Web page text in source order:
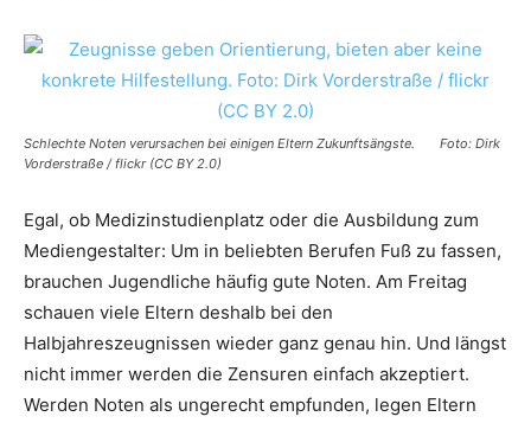
Schlechte Noten verursachen bei einigen Eltern Zukunftsängste. Foto: Dirk
Vorderstraße / flickr (CC BY 2.0)
Egal, ob Medizinstudienplatz oder die Ausbildung zum
Mediengestalter: Um in beliebten Berufen Fuß zu fassen,
brauchen Jugendliche häufig gute Noten. Am Freitag
schauen viele Eltern deshalb bei den
Halbjahreszeugnissen wieder ganz genau hin. Und längst
nicht immer werden die Zensuren einfach akzeptiert.
Werden Noten als ungerecht empfunden, legen Eltern